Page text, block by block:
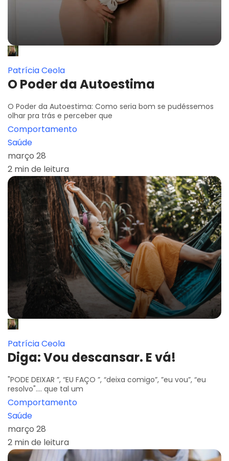
Patrícia Ceola
O Poder da Autoestima
O Poder da Autoestima: Como seria bom se pudéssemos
olhar pra trás e perceber que
Comportamento
Saúde
março 28
2 min de leitura
Patrícia Ceola
Diga: Vou descansar. E vá!
"PODE DEIXAR ”, “EU FAÇO ”, “deixa comigo”, ”eu vou”, “eu
resolvo".... que tal um
Comportamento
Saúde
março 28
2 min de leitura